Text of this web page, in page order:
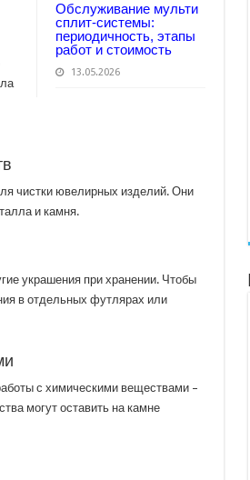
Обслуживание мульти
сплит-системы:
периодичность, этапы
работ и стоимость
13.05.2026
чистки ювелирных изделий. Они
и камня.
украшения при хранении. Чтобы
в отдельных футлярах или
с химическими веществами –
могут оставить на камне